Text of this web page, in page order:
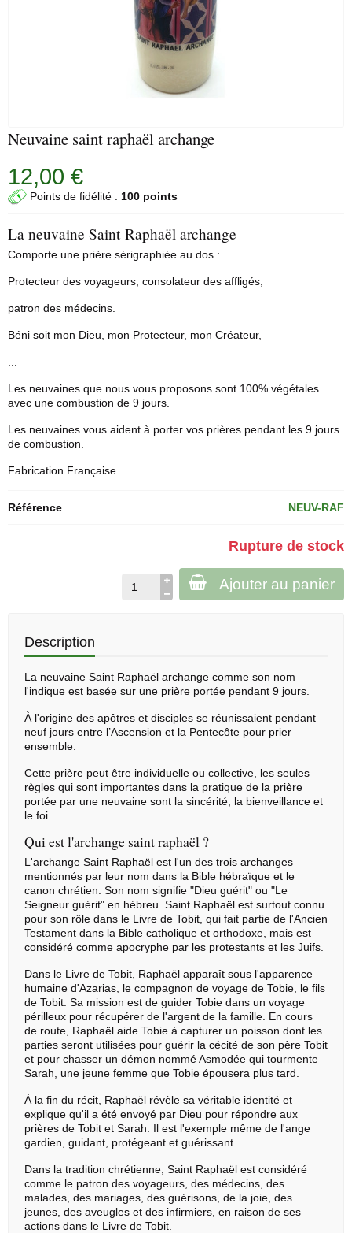
Neuvaine saint raphaël archange
12,00 €
Points de fidélité : 100 points
La neuvaine Saint Raphaël archange
Comporte une prière sérigraphiée au dos :
Protecteur des voyageurs, consolateur des affligés,
patron des médecins.
Béni soit mon Dieu, mon Protecteur, mon Créateur,
Les neuvaines que nous vous proposons sont 100% végétales
avec une combustion de 9 jours.
Les neuvaines vous aident à porter vos prières pendant les 9 jours
de combustion.
Fabrication Française.
Référence NEUV-RAF
Rupture de stock
Ajouter au panier
Description
La neuvaine Saint Raphaël archange comme son nom
l'indique est basée sur une prière portée pendant 9 jours.
À l'origine des apôtres et disciples se réunissaient pendant
neuf jours entre l’Ascension et la Pentecôte pour prier
ensemble.
Cette prière peut être individuelle ou collective, les seules
règles qui sont importantes dans la pratique de la prière
portée par une neuvaine sont la sincérité, la bienveillance et
le foi.
Qui est l'archange saint raphaël ?
L'archange Saint Raphaël est l'un des trois archanges
mentionnés par leur nom dans la Bible hébraïque et le
canon chrétien. Son nom signifie "Dieu guérit" ou "Le
Seigneur guérit" en hébreu. Saint Raphaël est surtout connu
pour son rôle dans le Livre de Tobit, qui fait partie de l'Ancien
Testament dans la Bible catholique et orthodoxe, mais est
considéré comme apocryphe par les protestants et les Juifs.
Dans le Livre de Tobit, Raphaël apparaît sous l'apparence
humaine d'Azarias, le compagnon de voyage de Tobie, le fils
de Tobit. Sa mission est de guider Tobie dans un voyage
périlleux pour récupérer de l'argent de la famille. En cours
de route, Raphaël aide Tobie à capturer un poisson dont les
parties seront utilisées pour guérir la cécité de son père Tobit
et pour chasser un démon nommé Asmodée qui tourmente
Sarah, une jeune femme que Tobie épousera plus tard.
À la fin du récit, Raphaël révèle sa véritable identité et
explique qu'il a été envoyé par Dieu pour répondre aux
prières de Tobit et Sarah. Il est l'exemple même de l'ange
gardien, guidant, protégeant et guérissant.
Dans la tradition chrétienne, Saint Raphaël est considéré
comme le patron des voyageurs, des médecins, des
malades, des mariages, des guérisons, de la joie, des
jeunes, des aveugles et des infirmiers, en raison de ses
actions dans le Livre de Tobit.